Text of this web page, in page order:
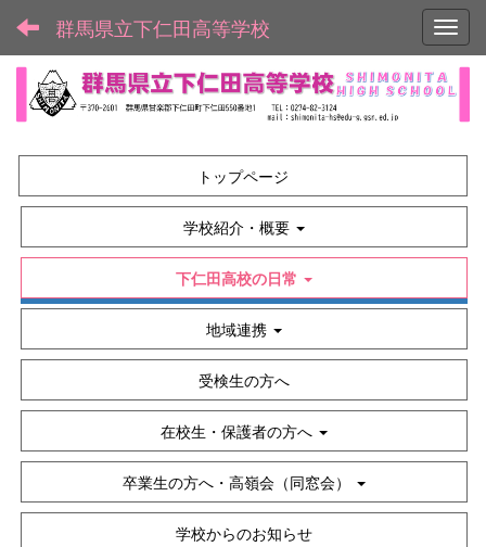
群馬県立下仁田高等学校
トップページ
学校紹介・概要
下仁田高校の日常
地域連携
受検生の方へ
在校生・保護者の方へ
卒業生の方へ・高嶺会（同窓会）
学校からのお知らせ